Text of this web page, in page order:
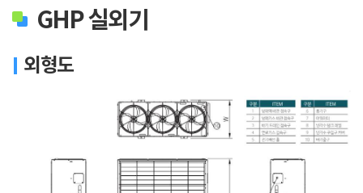
GHP 실외기
외형도